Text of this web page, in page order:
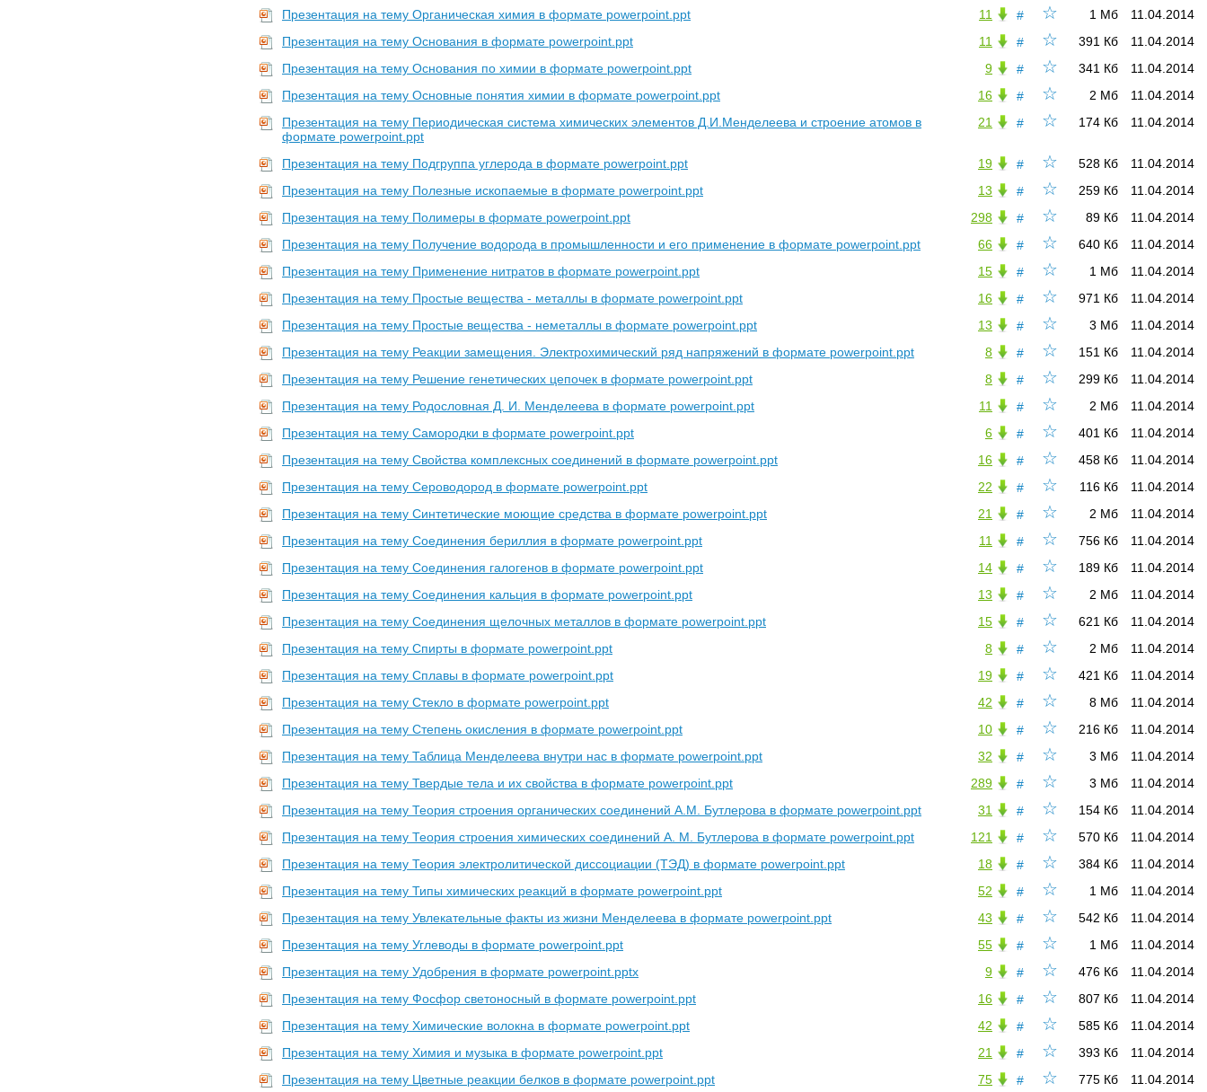
☆
# 11.04.2014
1 Мб
11
Презентация на тему Органическая химия в формате powerpoint.ppt
☆
# 11.04.2014
391 Кб
11
Презентация на тему Основания в формате powerpoint.ppt
☆
# 11.04.2014
341 Кб
9
Презентация на тему Основания по химии в формате powerpoint.ppt
☆
# 11.04.2014
2 Мб
16
Презентация на тему Основные понятия химии в формате powerpoint.ppt
☆
# 11.04.2014
174 Кб
21
Презентация на тему Периодическая система химических элементов Д.И.Менделеева и строение атомов в
формате powerpoint.ppt
☆
# 11.04.2014
528 Кб
19
Презентация на тему Подгруппа углерода в формате powerpoint.ppt
☆
# 11.04.2014
259 Кб
13
Презентация на тему Полезные ископаемые в формате powerpoint.ppt
☆
# 11.04.2014
89 Кб
298
Презентация на тему Полимеры в формате powerpoint.ppt
☆
# 11.04.2014
640 Кб
66
Презентация на тему Получение водорода в промышленности и его применение в формате powerpoint.ppt
☆
# 11.04.2014
1 Мб
15
Презентация на тему Применение нитратов в формате powerpoint.ppt
☆
# 11.04.2014
971 Кб
16
Презентация на тему Простые вещества - металлы в формате powerpoint.ppt
☆
# 11.04.2014
3 Мб
13
Презентация на тему Простые вещества - неметаллы в формате powerpoint.ppt
☆
# 11.04.2014
151 Кб
8
Презентация на тему Реакции замещения. Электрохимический ряд напряжений в формате powerpoint.ppt
☆
# 11.04.2014
299 Кб
8
Презентация на тему Решение генетических цепочек в формате powerpoint.ppt
☆
# 11.04.2014
2 Мб
11
Презентация на тему Родословная Д. И. Менделеева в формате powerpoint.ppt
☆
# 11.04.2014
401 Кб
6
Презентация на тему Самородки в формате powerpoint.ppt
☆
# 11.04.2014
458 Кб
16
Презентация на тему Свойства комплексных соединений в формате powerpoint.ppt
☆
# 11.04.2014
116 Кб
22
Презентация на тему Сероводород в формате powerpoint.ppt
☆
# 11.04.2014
2 Мб
21
Презентация на тему Синтетические моющие средства в формате powerpoint.ppt
☆
# 11.04.2014
756 Кб
11
Презентация на тему Соединения бериллия в формате powerpoint.ppt
☆
# 11.04.2014
189 Кб
14
Презентация на тему Соединения галогенов в формате powerpoint.ppt
☆
# 11.04.2014
2 Мб
13
Презентация на тему Соединения кальция в формате powerpoint.ppt
☆
# 11.04.2014
621 Кб
15
Презентация на тему Соединения щелочных металлов в формате powerpoint.ppt
☆
# 11.04.2014
2 Мб
8
Презентация на тему Спирты в формате powerpoint.ppt
☆
# 11.04.2014
421 Кб
19
Презентация на тему Сплавы в формате powerpoint.ppt
☆
# 11.04.2014
8 Мб
42
Презентация на тему Стекло в формате powerpoint.ppt
☆
# 11.04.2014
216 Кб
10
Презентация на тему Степень окисления в формате powerpoint.ppt
☆
# 11.04.2014
3 Мб
32
Презентация на тему Таблица Менделеева внутри нас в формате powerpoint.ppt
☆
# 11.04.2014
3 Мб
289
Презентация на тему Твердые тела и их свойства в формате powerpoint.ppt
☆
# 11.04.2014
154 Кб
31
Презентация на тему Теория строения органических соединений А.М. Бутлерова в формате powerpoint.ppt
☆
# 11.04.2014
570 Кб
121
Презентация на тему Теория строения химических соединений А. М. Бутлерова в формате powerpoint.ppt
☆
# 11.04.2014
384 Кб
18
Презентация на тему Теория электролитической диссоциации (ТЭД) в формате powerpoint.ppt
☆
# 11.04.2014
1 Мб
52
Презентация на тему Типы химических реакций в формате powerpoint.ppt
☆
# 11.04.2014
542 Кб
43
Презентация на тему Увлекательные факты из жизни Менделеева в формате powerpoint.ppt
☆
# 11.04.2014
1 Мб
55
Презентация на тему Углеводы в формате powerpoint.ppt
☆
# 11.04.2014
476 Кб
9
Презентация на тему Удобрения в формате powerpoint.pptx
☆
# 11.04.2014
807 Кб
16
Презентация на тему Фосфор светоносный в формате powerpoint.ppt
☆
# 11.04.2014
585 Кб
42
Презентация на тему Химические волокна в формате powerpoint.ppt
☆
# 11.04.2014
393 Кб
21
Презентация на тему Химия и музыка в формате powerpoint.ppt
☆
# 11.04.2014
775 Кб
75
Презентация на тему Цветные реакции белков в формате powerpoint.ppt